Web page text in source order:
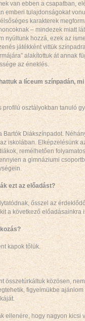
van ebben a csapatban,
emberi tulajdonságokat
karakterek
– mindezek miatt
nyúltunk hozzá, ezek az
játékként vittük
alakítottuk át annak
az éneklés.
a líceum színpadán,
osztályokban tanuló
Diákszínpadot.
iskolában. Elképzelésünk
remélhetően
a gimnáziumi
ezt az előadást?
ősszel az
a következő előadásainkra
kapok tőlük.
összetúrkáltuk közösen,
figyelmükbe ajánlom
ellenére, hogy nagyon kicsi